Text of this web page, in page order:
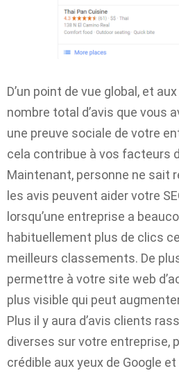
D’un point de vue global, et
nombre total d’avis que vous
une preuve sociale de votre
cela contribue à vos facteurs
Maintenant, personne ne sait
les avis peuvent aider votre
lorsqu’une entreprise a
habituellement plus de clics
meilleurs classements. De
permettre à votre site web
plus visible qui peut
Plus il y aura d’avis clients
diverses sur votre entreprise,
crédible aux yeux de Google